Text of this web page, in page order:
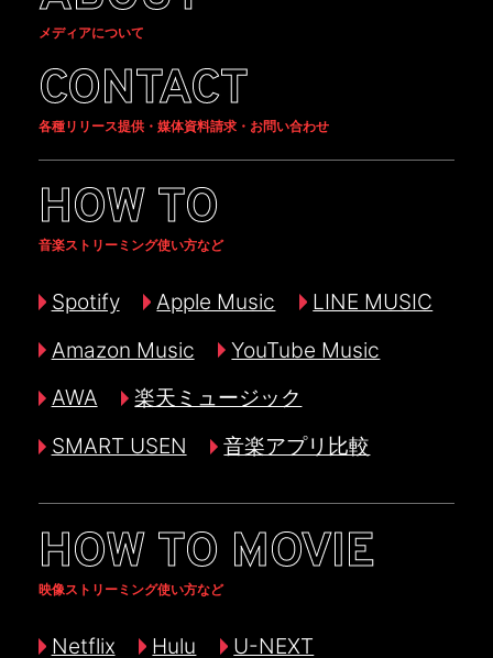
メディアについて
CONTACT
各種リリース提供・媒体資料請求・お問い合わせ
HOW TO
音楽ストリーミング使い方など
Spotify Apple Music
LINE MUSIC
Amazon Music
YouTube Music
AWA
楽天ミュージック
SMART USEN
音楽アプリ比較
HOW TO MOVIE
映像ストリーミング使い方など
Netflix Hulu
U-NEXT